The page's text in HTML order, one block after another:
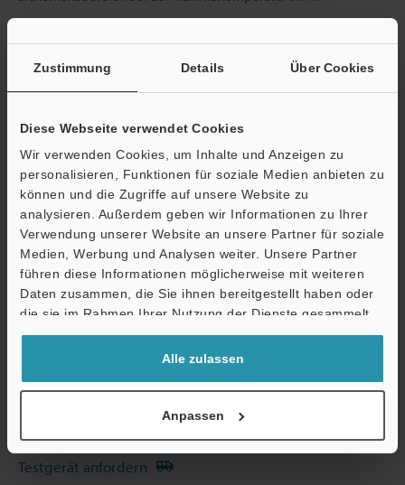
Zustimmung Details Über Cookies
Diese Webseite verwendet Cookies
Wir verwenden Cookies, um Inhalte und Anzeigen zu
personalisieren, Funktionen für soziale Medien anbieten zu
können und die Zugriffe auf unsere Website zu
analysieren. Außerdem geben wir Informationen zu Ihrer
Verwendung unserer Website an unsere Partner für soziale
Medien, Werbung und Analysen weiter. Unsere Partner
führen diese Informationen möglicherweise mit weiteren
Daten zusammen, die Sie ihnen bereitgestellt haben oder
die sie im Rahmen Ihrer Nutzung der Dienste gesammelt
haben.
Alle zulassen
Anpassen
Datenblatt (PDF)
Technische Leitfäden
Datenblatt (PDF)
CAD / CAE
Fragen
Testgerät anfordern